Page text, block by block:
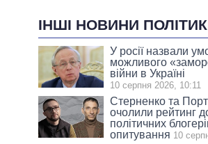
ІНШІ НОВИНИ
У росії назвали
можливого
війни в Україні
10 серпня 2026, 10:11
Стерненко та
очолили рейтинг
політичних
опитування 10